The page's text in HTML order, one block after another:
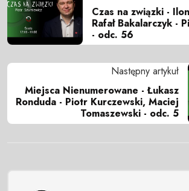
Czas na związki -
Rafał Bakalarczyk -
- odc. 56
Następny artykuł
Miejsca Nienumerowane - Łukasz
Ronduda - Piotr Kurczewski, Maciej
Tomaszewski - odc. 5